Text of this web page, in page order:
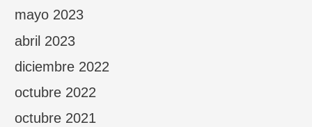
mayo 2023
abril 2023
diciembre 2022
octubre 2022
octubre 2021